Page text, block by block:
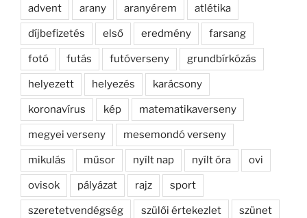
advent arany aranyérem atlétika
díjbefizetés első eredmény farsang
fotó futás futóverseny grundbírkózás
helyezett helyezés karácsony
koronavírus kép matematikaverseny
megyei verseny mesemondó verseny
mikulás műsor nyílt nap nyílt óra ovi
ovisok pályázat rajz sport
szeretetvendégség szülői értekezlet szünet